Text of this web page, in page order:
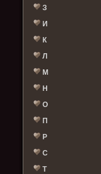
З
И
К
Л
М
Н
О
П
Р
С
Т